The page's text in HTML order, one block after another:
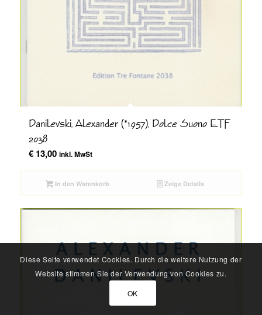
Danilevski, Alexander (*1957), Dolce Suono ETF
2038
€13,00 inkl. MwSt
In den Warenkorb Zeige Details
Diese Seite verwendet Cookies. Durch die weitere Nutzung der
Website stimmen Sie der Verwendung von Cookies zu.
OK